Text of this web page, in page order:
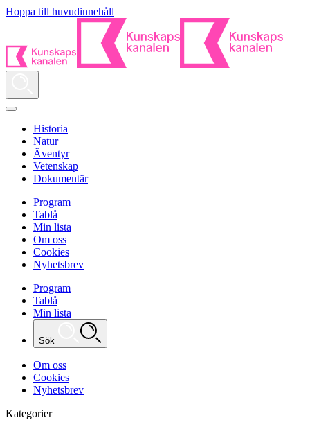
Hoppa till huvudinnehåll
Historia
Natur
Äventyr
Vetenskap
Dokumentär
Program
Tablå
Min lista
Om oss
Cookies
Nyhetsbrev
Program
Tablå
Min lista
Sök
Om oss
Cookies
Nyhetsbrev
Kategorier